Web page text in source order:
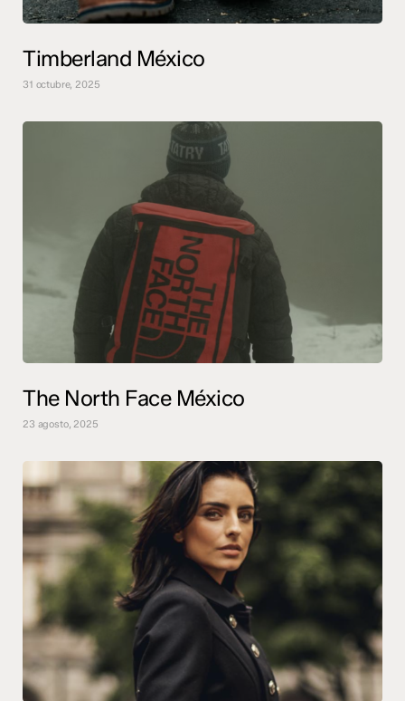
Timberland México
31 octubre, 2025
The North Face México
23 agosto, 2025